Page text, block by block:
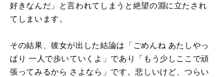
好きなんだ」と言われてしまうと絶望の淵に立たされ
てしまいます。
その結果、彼女が出した結論は「ごめんね あたしやっ
ぱり 一人で歩いていくよ」であり「もう少しここで頑
張ってみるから さよなら」です。悲しいけど、つらい